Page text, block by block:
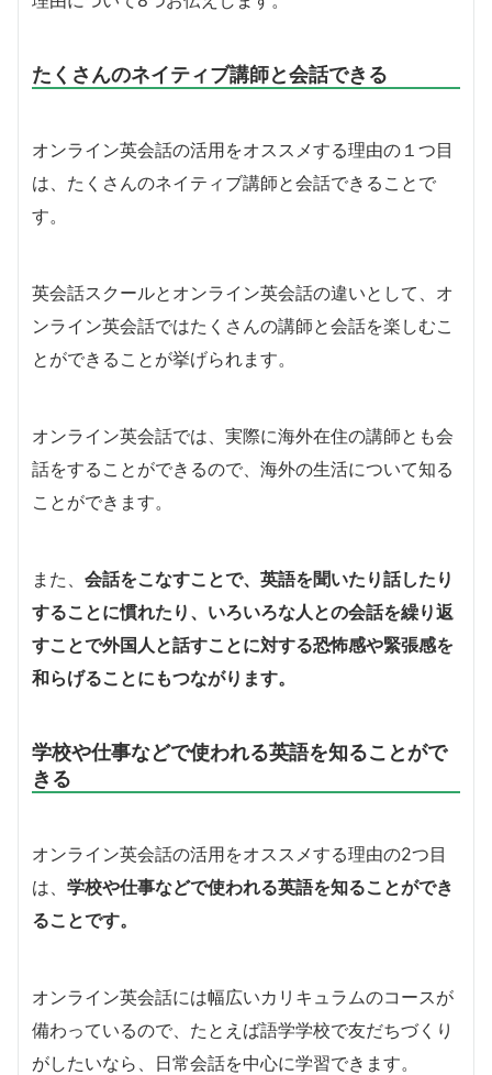
たくさんのネイティブ講師と会話できる
オンライン英会話の活用をオススメする理由の１つ目
は、たくさんのネイティブ講師と会話できることで
す。
英会話スクールとオンライン英会話の違いとして、オ
ンライン英会話ではたくさんの講師と会話を楽しむこ
とができることが挙げられます。
オンライン英会話では、実際に海外在住の講師とも会
話をすることができるので、海外の生活について知る
ことができます。
また、 会話をこなすことで、英語を聞いたり話したり
することに慣れたり、いろいろな人との会話を繰り返
すことで外国人と話すことに対する恐怖感や緊張感を
和らげることにもつながります。
学校や仕事などで使われる英語を知ることがで
きる
オンライン英会話の活用をオススメする理由の2つ目
は、 学校や仕事などで使われる英語を知ることができ
ることです。
オンライン英会話には幅広いカリキュラムのコースが
備わっているので、たとえば語学学校で友だちづくり
がしたいなら、日常会話を中心に学習できます。